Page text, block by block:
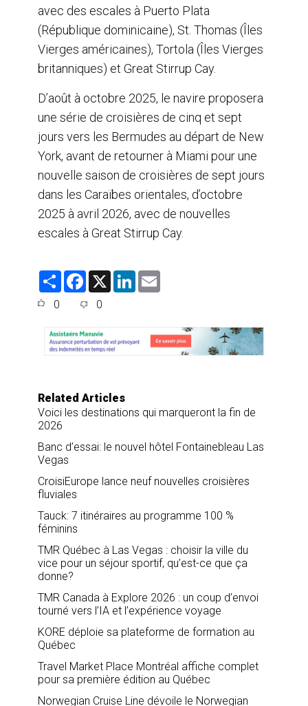
avec des escales à Puerto Plata
(République dominicaine), St. Thomas (Îles
Vierges américaines), Tortola (Îles Vierges
britanniques) et Great Stirrup Cay.
D’août à octobre 2025, le navire proposera
une série de croisières de cinq et sept
jours vers les Bermudes au départ de New
York, avant de retourner à Miami pour une
nouvelle saison de croisières de sept jours
dans les Caraïbes orientales, d’octobre
2025 à avril 2026, avec de nouvelles
escales à Great Stirrup Cay.
S
F
e
o
o
k
X
L
I
0 0
Related Articles
Voici les destinations qui marqueront la fin de
2026
Banc d’essai: le nouvel hôtel Fontainebleau Las
Vegas
CroisiEurope lance neuf nouvelles croisières
fluviales
Tauck: 7 itinéraires au programme 100 %
féminins
TMR Québec à Las Vegas : choisir la ville du
vice pour un séjour sportif, qu’est-ce que ça
donne?
TMR Canada à Explore 2026 : un coup d’envoi
tourné vers l’IA et l’expérience voyage
KORE déploie sa plateforme de formation au
Québec
Travel Market Place Montréal affiche complet
pour sa première édition au Québec
Norwegian Cruise Line dévoile le Norwegian